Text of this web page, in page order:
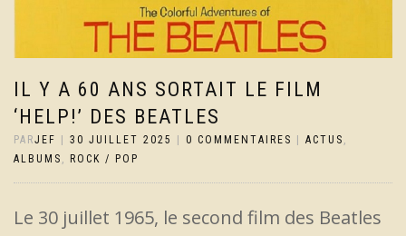
IL Y A 60 ANS SORTAIT LE FILM
‘HELP!’ DES BEATLES
PARJEF | 30 JUILLET 2025 | 0 COMMENTAIRES | ACTUS
ALBUMS
ROCK / POP
Le 30 juillet 1965, le second film des Beatles